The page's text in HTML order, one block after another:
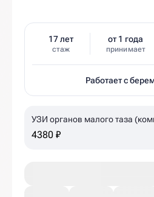
17 лет
стаж
от 1 года
принимает
Работает с
УЗИ органов малого таза
4380 ₽